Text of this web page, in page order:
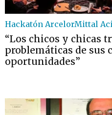
Hackatón ArcelorMittal
“Los chicos y chicas
problemáticas de sus
oportunidades”